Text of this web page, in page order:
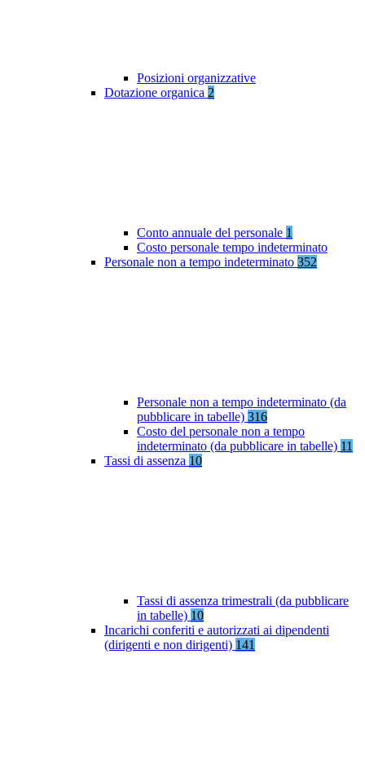
Posizioni organizzative
Dotazione organica 2
Conto annuale del personale 1
Costo personale tempo indeterminato
Personale non a tempo indeterminato 352
Personale non a tempo indeterminato (da
pubblicare in tabelle) 316
Costo del personale non a tempo
indeterminato (da pubblicare in tabelle) 11
Tassi di assenza 10
Tassi di assenza trimestrali (da pubblicare
in tabelle) 10
Incarichi conferiti e autorizzati ai dipendenti
(dirigenti e non dirigenti) 141